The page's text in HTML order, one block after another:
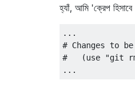
হ্যাঁ, আমি 'ক্রেপ হিসাবে
...
# Changes to
#   (use "git